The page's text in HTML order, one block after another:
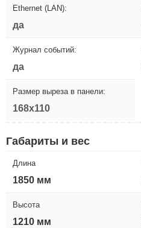
Ethernet (LAN):
да
Журнал событий:
да
Размер выреза в панели:
168x110
Габариты и вес
Длина
1850 мм
Высота
1210 мм